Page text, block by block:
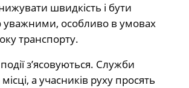
швидкість і бути
особливо в умовах
транспорту.
з’ясовуються. Служби
а учасників руху просять